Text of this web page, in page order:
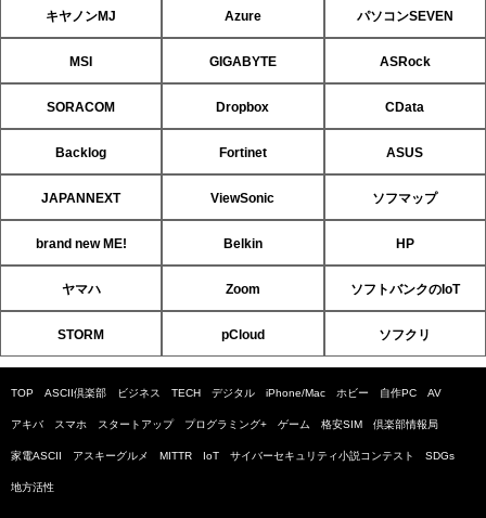
キヤノンMJ Azure パソコンSEVEN
MSI GIGABYTE ASRock
SORACOM Dropbox CData
Backlog Fortinet ASUS
JAPANNEXT ViewSonic ソフマップ
brand new ME! Belkin HP
ヤマハ Zoom ソフトバンクのIoT
STORM pCloud ソフクリ
TOP ASCII倶楽部 ビジネス TECH デジタル iPhone/Mac ホビー 自作PC AV
アキバ スマホ スタートアップ プログラミング+ ゲーム 格安SIM 倶楽部情報局
家電ASCII アスキーグルメ MITTR IoT サイバーセキュリティ小説コンテスト SDGs
地方活性